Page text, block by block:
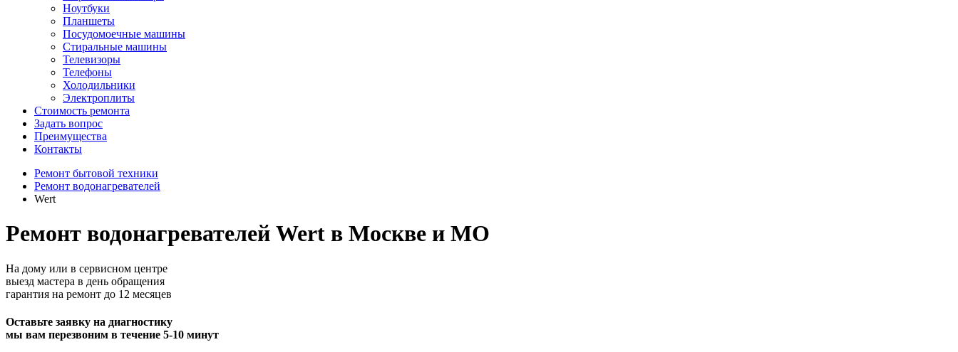
Ноутбуки
Планшеты
Посудомоечные машины
Стиральные машины
Телевизоры
Телефоны
Холодильники
Электроплиты
Стоимость ремонта
Задать вопрос
Преимущества
Контакты
Ремонт бытовой техники
Ремонт водонагревателей
Wert
Ремонт водонагревателей Wert в Москве и МО
На дому или в сервисном центре
выезд мастера в день обращения
гарантия на ремонт до 12 месяцев
Оставьте заявку на диагностику
мы вам перезвоним в течение 5-10 минут